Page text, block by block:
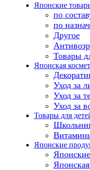
Японские
по
по
Другое
Товары
Японская
Уход за
Уход за
Уход за
Товары для
Японские